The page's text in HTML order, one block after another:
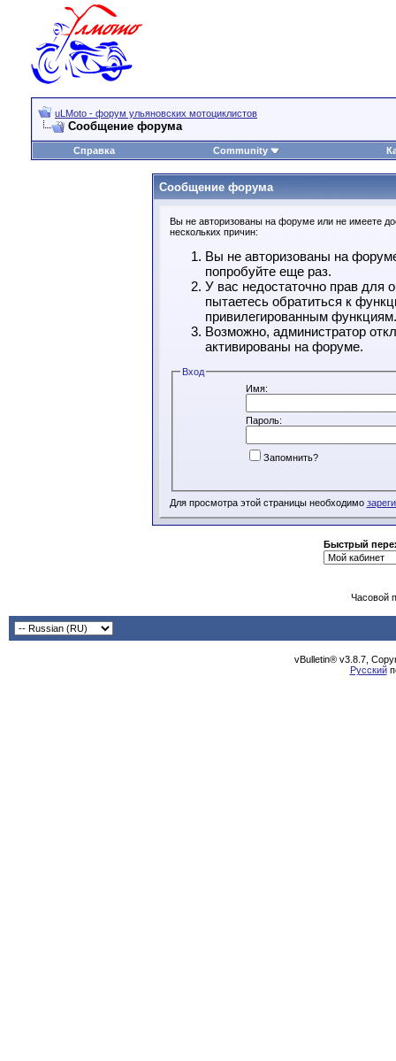
uLMoto - форум ульяновских мотоциклистов
Сообщение форума
Справка Community
Сообщение форума
Вы не авторизованы на форуме или не имеете
нескольких причин:
Вы не авторизованы на
попробуйте еще раз.
У вас недостаточно прав для
пытаетесь обратиться к
привилегированным функциям.
Возможно, администратор
активированы на форуме.
Вход
Имя:
Пароль:
Запомнить?
Для просмотра этой страницы необходимо
Быстрый
Часовой
vBulletin® v3.8.7,
Русский